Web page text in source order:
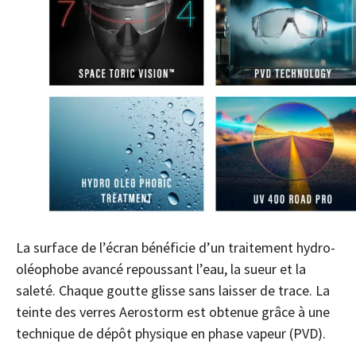
La surface de l’écran bénéficie d’un traitement hydro-
oléophobe avancé repoussant l’eau, la sueur et la
saleté. Chaque goutte glisse sans laisser de trace. La
teinte des verres Aerostorm est obtenue grâce à une
technique de dépôt physique en phase vapeur (PVD).